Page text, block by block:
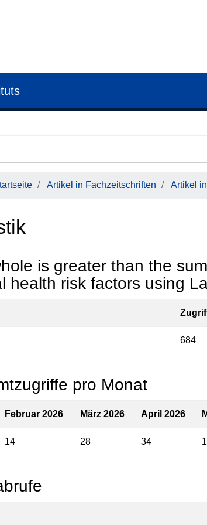
Artikel in Fachzeitschriften Artikel
is greater than the
health risk factors using
684
pro Monat
Februar 2026 März 2026 April 2026
14 28 34